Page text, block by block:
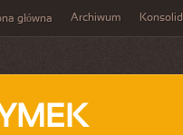
główna Archiwum